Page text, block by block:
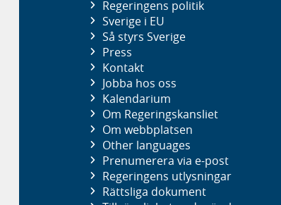
Regeringens politik
Sverige i EU
Så styrs Sverige
Press
Kontakt
Jobba hos oss
Kalendarium
Om Regeringskansliet
Om webbplatsen
Other languages
Prenumerera via e-post
Regeringens utlysningar
Rättsliga dokument